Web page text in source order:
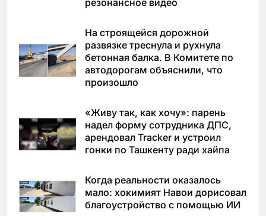
На строящейся дорожной
развязке треснула и рухнула
бетонная балка. В Комитете по
автодорогам объяснили, что
произошло
«Живу так, как хочу»: парень
надел форму сотрудника ДПС,
арендовал Tracker и устроил
гонки по Ташкенту ради хайпа
Когда реальности оказалось
мало: хокимият Навои дорисовал
благоустройство с помощью ИИ